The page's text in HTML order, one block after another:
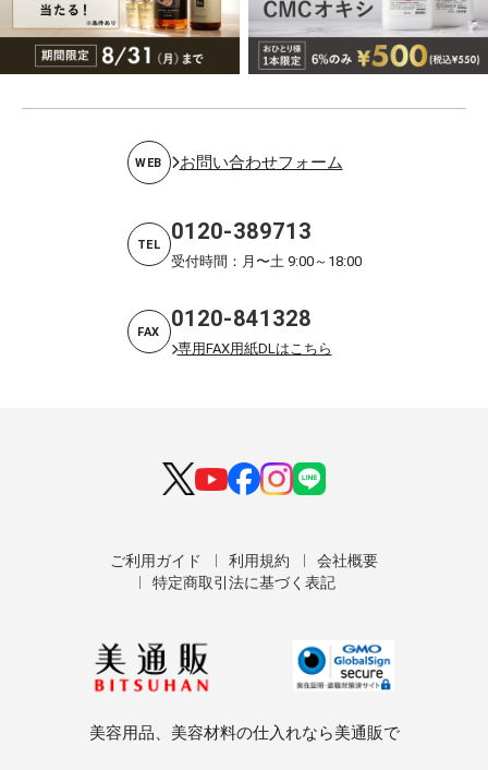
WEB お問い合わせフォーム
TEL 0120-389713
受付時間：月〜土 9:00～18:00
FAX 0120-841328
専用FAX用紙DLはこちら
ご利用ガイド 利用規約
会社概要
特定商取引法に基づく表記
美容用品、美容材料の仕入れなら美通販で